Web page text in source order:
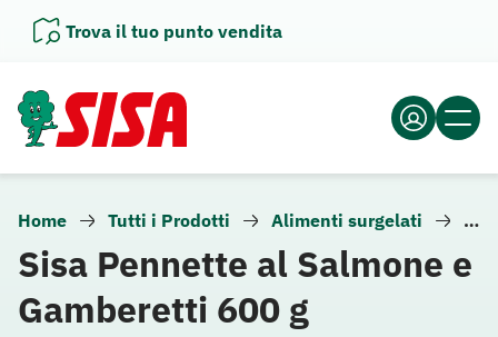
Trova il tuo punto vendita
Home Tutti i Prodotti Alimenti surgelati
Sisa Pennette al Salmone e
Gamberetti 600 g